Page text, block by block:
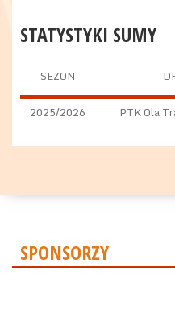
STATYSTYKI SUMY
SEZON
2025/2026 PTK Ola
SPONSORZY